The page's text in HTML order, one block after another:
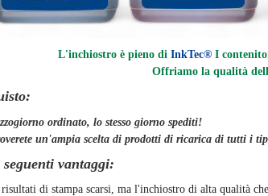
L'inchiostro è pieno di InkTec® I
Offriamo la qualità
ordinato, lo stesso giorno spediti!
un'ampia scelta di prodotti di ricarica di tutti i
vantaggi:
di stampa scarsi, ma l'inchiostro di alta qualità